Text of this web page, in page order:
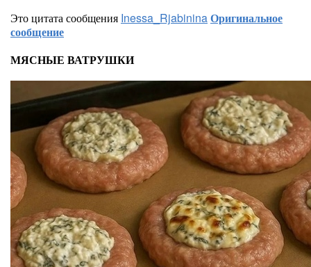
Это цитата сообщения Inessa_RjabininaОригинальное
сообщение
МЯСНЫЕ ВАТРУШКИ